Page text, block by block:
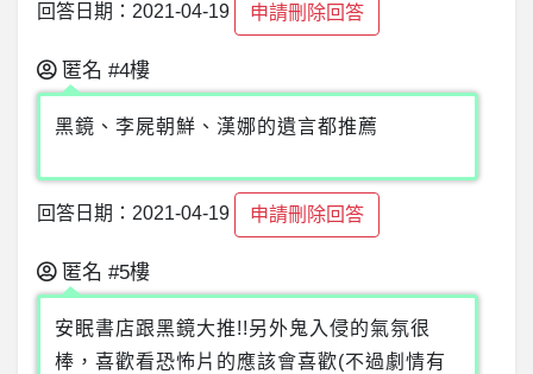
回答日期：2021-04-19 申請刪除回答
匿名 #4樓
黑鏡、李屍朝鮮、漢娜的遺言都推薦
回答日期：2021-04-19 申請刪除回答
匿名 #5樓
安眠書店跟黑鏡大推!!另外鬼入侵的氣氛很
棒，喜歡看恐怖片的應該會喜歡(不過劇情有